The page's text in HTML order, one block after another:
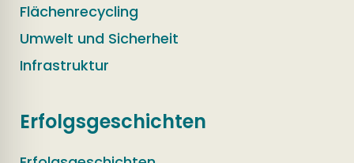
Flächenrecycling
Umwelt und Sicherheit
Infrastruktur
Erfolgsgeschichten